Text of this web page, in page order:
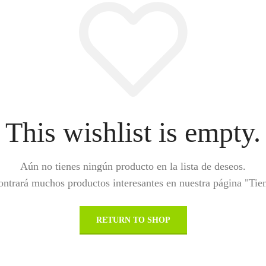
This wishlist is empty.
Aún no tienes ningún producto en la lista de deseos.
muchos productos interesantes en nuestra página
RETURN TO SHOP